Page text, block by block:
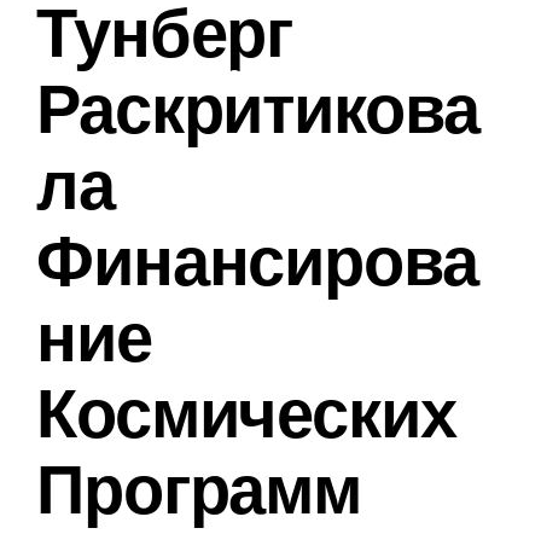
НОВОСТИ
Тунберг
Раскритикова
Ла
Финансирова
Ние
Космических
Программ